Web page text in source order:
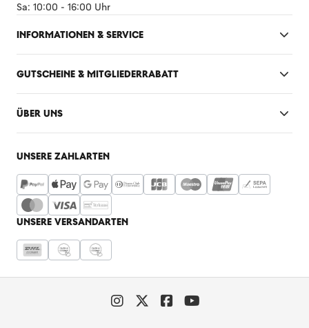
Sa: 10:00 - 16:00 Uhr
INFORMATIONEN & SERVICE
GUTSCHEINE & MITGLIEDERRABATT
ÜBER UNS
UNSERE ZAHLARTEN
UNSERE VERSANDARTEN